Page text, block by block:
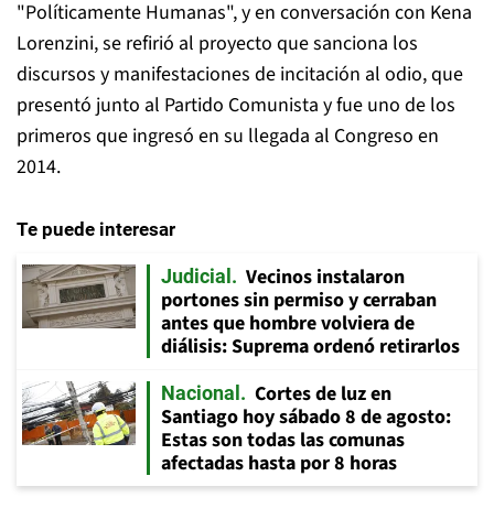
"Políticamente Humanas", y en conversación con Kena
Lorenzini, se refirió al proyecto que sanciona los
discursos y manifestaciones de incitación al odio, que
presentó junto al Partido Comunista y fue uno de los
primeros que ingresó en su llegada al Congreso en
2014.
Te puede interesar
Judicial
Vecinos instalaron
portones sin permiso y cerraban
antes que hombre volviera de
diálisis: Suprema ordenó retirarlos
Nacional
Cortes de luz en
Santiago hoy sábado 8 de agosto:
Estas son todas las comunas
afectadas hasta por 8 horas